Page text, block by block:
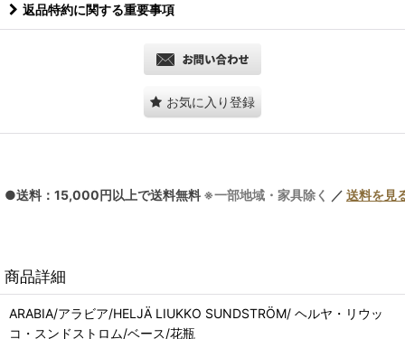
返品特約に関する重要事項
お気に入り登録
●送料：15,000円以上で送料無料 ※一部地域・家具除く ／ 送料を見
商品詳細
ARABIA/アラビア/HELJÄ LIUKKO SUNDSTRÖM/ ヘルヤ・リウッ
コ・スンドストロム/ベース/花瓶